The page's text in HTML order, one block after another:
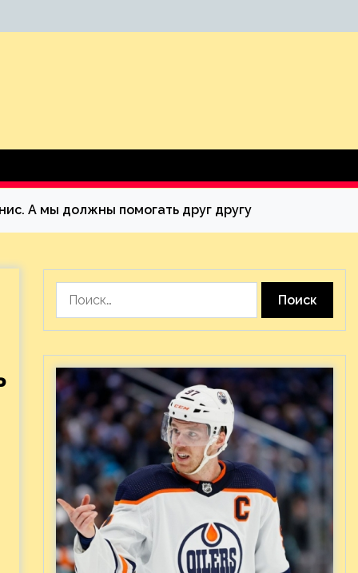
А мы должны помогать друг другу